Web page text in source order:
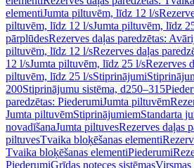
elementiJumta piltuvēm, līdz 12 l/s
piltuvēm, līdz 12 l/sJumta piltuvēm, līdz
pārplūdesRezerves daļas paredzētas:
piltuvēm, līdz 12 l/sRezerves daļas
12 l/sJumta piltuvēm, līdz 25 l/sRezerves
piltuvēm, līdz 25 l/sStiprinājumi
200Stiprinājumu sistēma, d250–315
paredzētas: PiederumiJumta piltuvēm
Jumta piltuvēmStiprinājumiemStandarta
novadīšanaJumta piltuvesRezerves daļas
piltuvesTvaika bloķēšanas elementi
Tvaika bloķēšanas elementiPiederumi
PiederumiGrīdas noteces sistēmasVirsmas